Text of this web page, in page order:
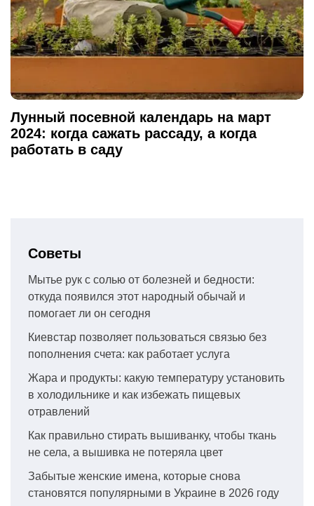
Лунный посевной календарь на март
2024: когда сажать рассаду, а когда
работать в саду
Советы
Мытье рук с солью от болезней и бедности:
откуда появился этот народный обычай и
помогает ли он сегодня
Киевстар позволяет пользоваться связью без
пополнения счета: как работает услуга
Жара и продукты: какую температуру установить
в холодильнике и как избежать пищевых
отравлений
Как правильно стирать вышиванку, чтобы ткань
не села, а вышивка не потеряла цвет
Забытые женские имена, которые снова
становятся популярными в Украине в 2026 году